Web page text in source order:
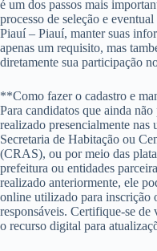
é um dos passos mais
processo de seleção e
Piauí – Piauí, manter suas
apenas um requisito, mas
diretamente sua participação
**Como fazer o cadastro e
Para candidatos que ainda
realizado presencialmente nas
Secretaria de Habitação ou
(CRAS), ou por meio das
prefeitura ou entidades
realizado anteriormente, ele
online utilizado para inscrição
responsáveis. Certifique-se de
o recurso digital para